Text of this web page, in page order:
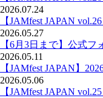
2026.07.24
【JAMfest JAPAN
2026.05.27
【6月3日まで】公式フ
2026.05.11
【JAMfest JAPAN】
2026.05.06
【JAMfest JAPAN